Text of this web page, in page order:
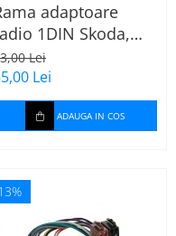
adaptoare
1DIN Skoda,
Seat (cu
40.145
Lei
Lei
ADAUGA IN COS